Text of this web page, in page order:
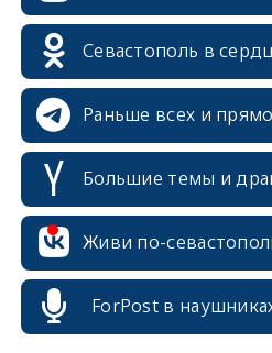
Севастополь в
Раньше всех и
Большие темы и
Живи по-
ForPost в